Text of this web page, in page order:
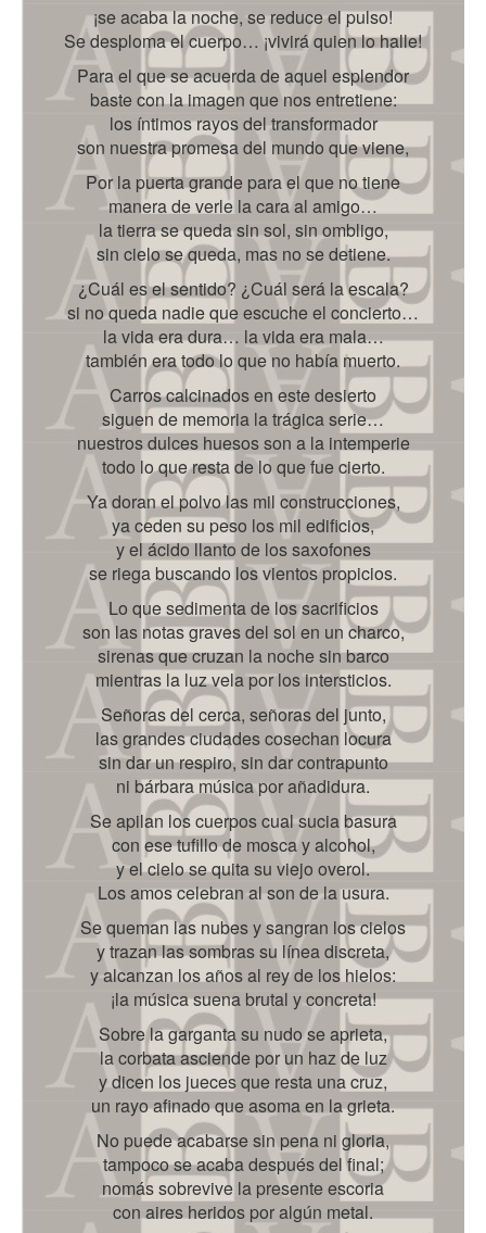
¡se acaba la noche, se reduce el pulso!
Se desploma el cuerpo… ¡vivirá quien lo halle!
Para el que se acuerda de aquel esplendor
baste con la imagen que nos entretiene:
los íntimos rayos del transformador
son nuestra promesa del mundo que viene,
Por la puerta grande para el que no tiene
manera de verle la cara al amigo…
la tierra se queda sin sol, sin ombligo,
sin cielo se queda, mas no se detiene.
¿Cuál es el sentido? ¿Cuál será la escala?
si no queda nadie que escuche el concierto…
la vida era dura… la vida era mala…
también era todo lo que no había muerto.
Carros calcinados en este desierto
siguen de memoria la trágica serie…
nuestros dulces huesos son a la intemperie
todo lo que resta de lo que fue cierto.
Ya doran el polvo las mil construcciones,
ya ceden su peso los mil edificios,
y el ácido llanto de los saxofones
se riega buscando los vientos propicios.
Lo que sedimenta de los sacrificios
son las notas graves del sol en un charco,
sirenas que cruzan la noche sin barco
mientras la luz vela por los intersticios.
Señoras del cerca, señoras del junto,
las grandes ciudades cosechan locura
sin dar un respiro, sin dar contrapunto
ni bárbara música por añadidura.
Se apilan los cuerpos cual sucia basura
con ese tufillo de mosca y alcohol,
y el cielo se quita su viejo overol.
Los amos celebran al son de la usura.
Se queman las nubes y sangran los cielos
y trazan las sombras su línea discreta,
y alcanzan los años al rey de los hielos:
¡la música suena brutal y concreta!
Sobre la garganta su nudo se aprieta,
la corbata asciende por un haz de luz
y dicen los jueces que resta una cruz,
un rayo afinado que asoma en la grieta.
No puede acabarse sin pena ni gloria,
tampoco se acaba después del final;
nomás sobrevive la presente escoria
con aires heridos por algún metal.